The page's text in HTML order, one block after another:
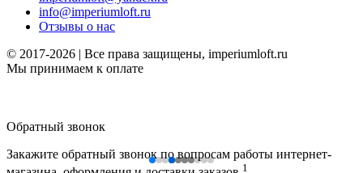
info@imperiumloft.ru
Отзывы о нас
© 2017-2026 | Все права защищены, imperiumloft.ru
Мы принимаем к оплате
Обратный звонок
Закажите обратный звонок по вопросам работы интернет-
1